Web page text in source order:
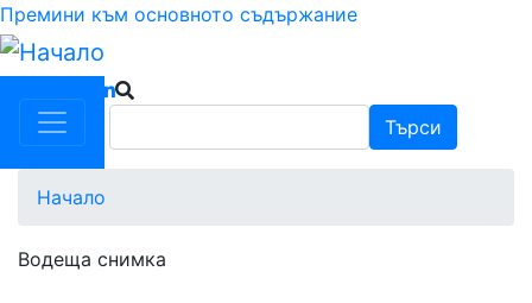
Премини към основното съдържание
Търси
Начало
Водеща снимка